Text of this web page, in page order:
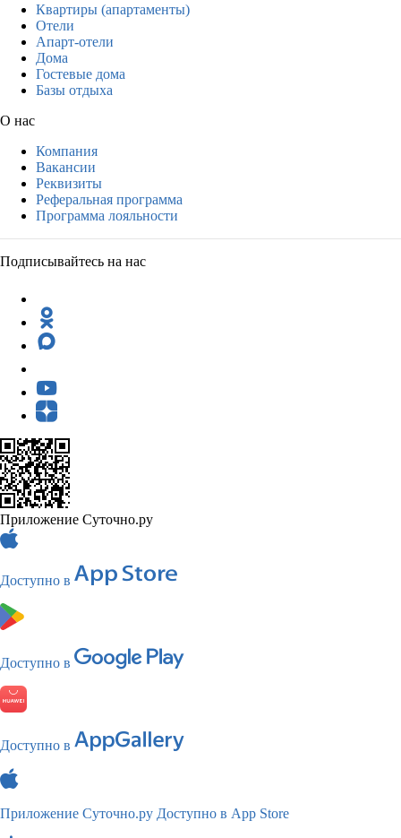
Квартиры (апартаменты)
Отели
Апарт-отели
Дома
Гостевые дома
Базы отдыха
О нас
Компания
Вакансии
Реквизиты
Реферальная программа
Программа лояльности
Подписывайтесь на нас
Приложение Суточно.ру
Доступно в
Доступно в
Доступно в
Приложение Суточно.ру Доступно в App Store